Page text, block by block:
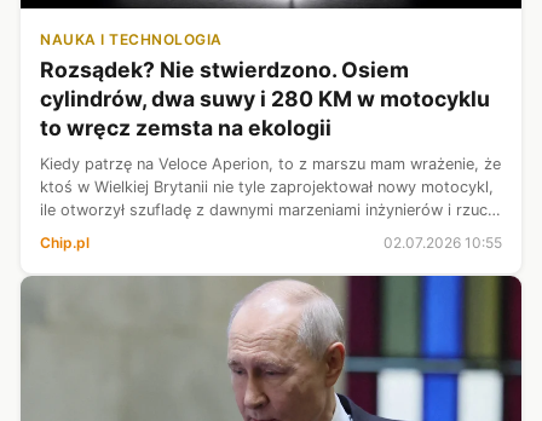
NAUKA I TECHNOLOGIA
Rozsądek? Nie stwierdzono. Osiem
cylindrów, dwa suwy i 280 KM w motocyklu
to wręcz zemsta na ekologii
Kiedy patrzę na Veloce Aperion, to z marszu mam wrażenie, że
ktoś w Wielkiej Brytanii nie tyle zaprojektował nowy motocykl,
ile otworzył szufladę z dawnymi marzeniami inżynierów i rzucił
się na głęboką wodę. Nie ma co owijać w bawełnę – chodzi tu
głó...
Chip.pl 02.07.2026 10:55